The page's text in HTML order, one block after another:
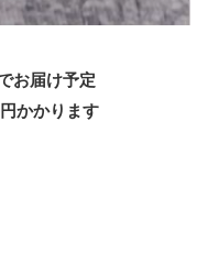
お届け予定
円かかります